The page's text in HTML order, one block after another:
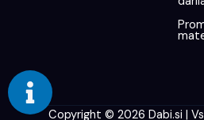
m
Copyright © 2026 Dabi.si |